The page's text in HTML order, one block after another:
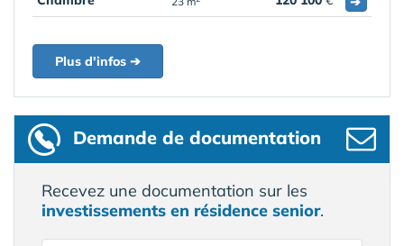
Plus d'infos ➔
Demande de documentation
Recevez une documentation sur les
investissements en résidence senior.